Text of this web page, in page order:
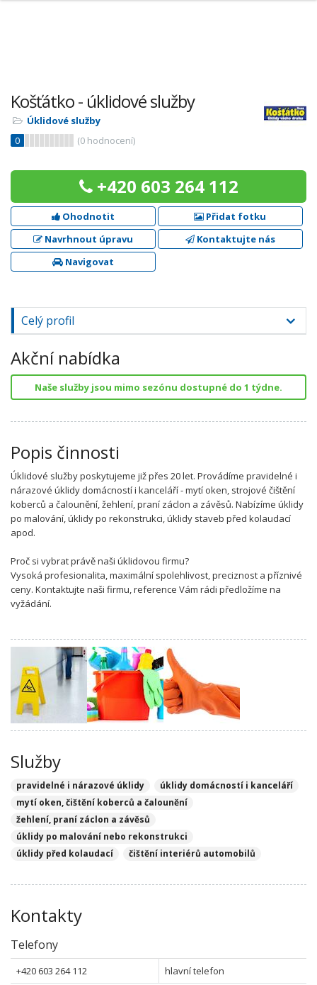
Košťátko - úklidové služby
Úklidové služby
0
(0 hodnocení)
+420 603 264 112
Ohodnotit
Přidat fotku
Navrhnout úpravu
Kontaktujte nás
Navigovat
Celý profil
Akční nabídka
Naše služby jsou mimo sezónu dostupné do 1 týdne.
Popis činnosti
Úklidové služby poskytujeme již přes 20 let. Provádíme pravidelné i
nárazové úklidy domácností i kanceláří - mytí oken, strojové čištění
koberců a čalounění, žehlení, praní záclon a závěsů. Nabízíme úklidy
po malování, úklidy po rekonstrukci, úklidy staveb před kolaudací
apod.
Proč si vybrat právě naši úklidovou firmu?
Vysoká profesionalita, maximální spolehlivost, preciznost a příznivé
ceny. Kontaktujte naši firmu, reference Vám rádi předložíme na
vyžádání.
Služby
pravidelné i nárazové úklidy
úklidy domácností i kanceláří
mytí oken, čištění koberců a čalounění
žehlení, praní záclon a závěsů
úklidy po malování nebo rekonstrukci
úklidy před kolaudací
čištění interiérů automobilů
Kontakty
Telefony
+420 603 264 112 hlavní telefon